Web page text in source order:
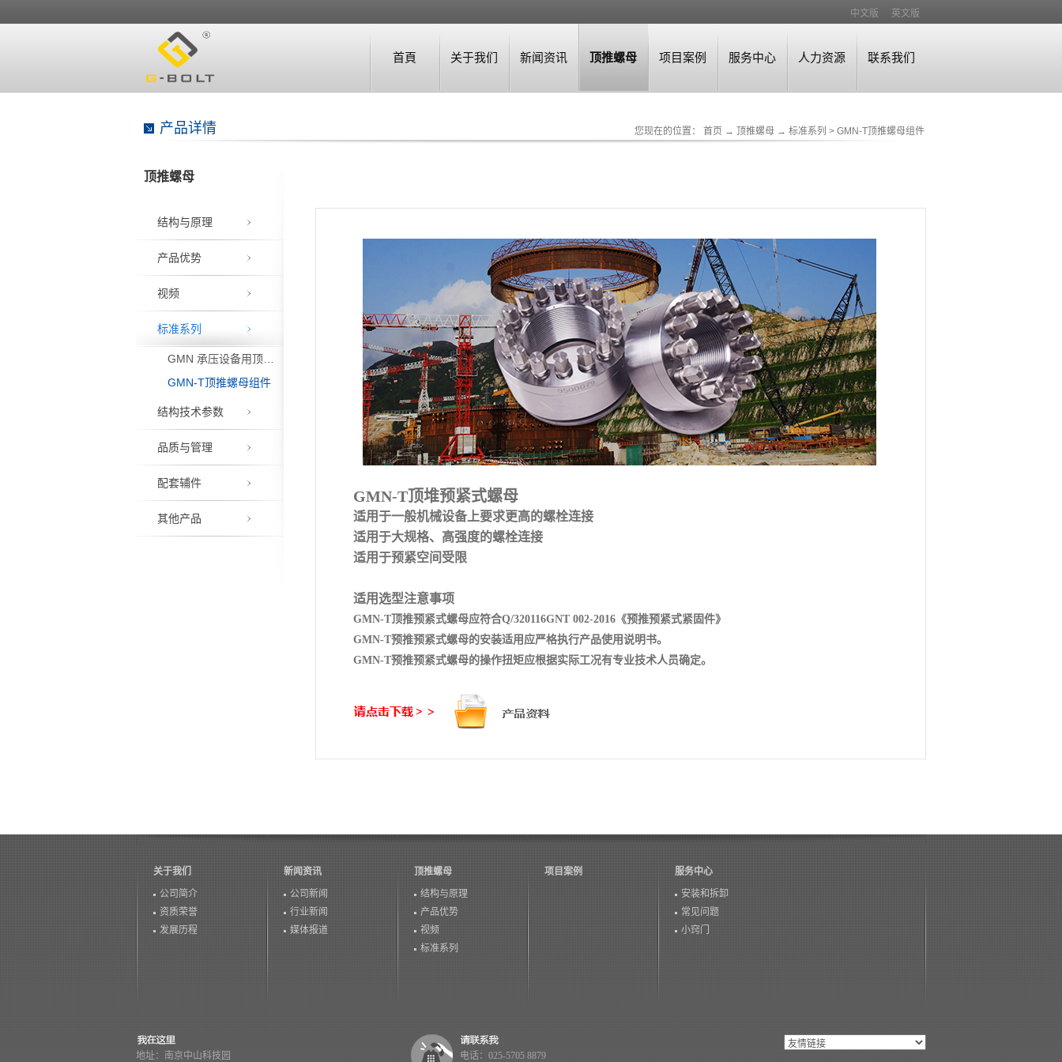
中文版 英文版
首頁 关于我们 新闻资讯 顶推螺母 项目案例 服务中心 人力资源 联系我们
顶推螺母
结构与原理
产品优势
视频
标准系列
GMN-T顶推螺母组件
结构技术参数
品质与管理
配套辅件
其他产品
产品详情 您现在的位置： 首页 → 顶推螺母 → 标准系列 > GMN-T顶推螺母组件
GMN-T顶堆预紧式螺母
适用于一般机械设备上要求更高的螺栓连接
适用于大规格、高强度的螺栓连接
适用于预紧空间受限
适用选型注意事项
GMN-T顶推预紧式螺母应符合Q/320116GNT 002-2016《预推预紧式紧固件》
GMN-T预推预紧式螺母的安装适用应严格执行产品使用说明书。
GMN-T预推预紧式螺母的操作扭矩应根据实际工况有专业技术人员确定。
关于我们
公司简介
资质荣誉
发展历程
新闻资讯
公司新闻
行业新闻
媒体报道
顶推螺母
结构与原理
产品优势
视频
标准系列
项目案例
服务中心
安装和拆卸
常见问题
小窍门
地址：南京中山科技园 电话：025-5705 8879